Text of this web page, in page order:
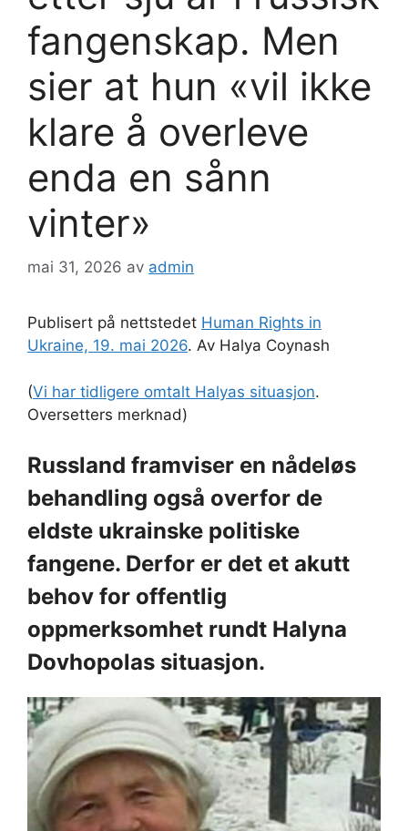
fangenskap. Men
sier at hun «vil ikke
klare å overleve
enda en sånn
vinter»
mai 31, 2026 av admin
Publisert på nettstedet Human Rights in
Ukraine, 19. mai 2026. Av Halya Coynash
(Vi har tidligere omtalt Halyas situasjon.
Oversetters merknad)
Russland framviser en nådeløs
behandling også overfor de
eldste ukrainske politiske
fangene. Derfor er det et akutt
behov for offentlig
oppmerksomhet rundt Halyna
Dovhopolas situasjon.